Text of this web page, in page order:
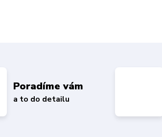
Poradíme vám
a to do detailu